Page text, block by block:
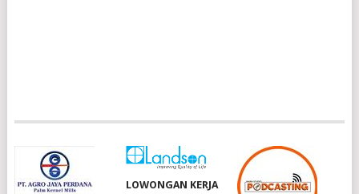
LOWONGAN KERJA